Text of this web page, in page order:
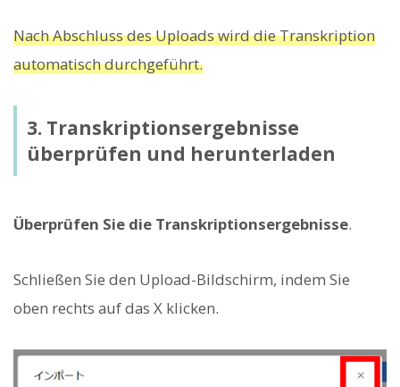
Nach Abschluss des Uploads wird die Transkription
automatisch durchgeführt.
3. Transkriptionsergebnisse
überprüfen und herunterladen
Überprüfen Sie die Transkriptionsergebnisse.
Schließen Sie den Upload-Bildschirm, indem Sie
oben rechts auf das X klicken.